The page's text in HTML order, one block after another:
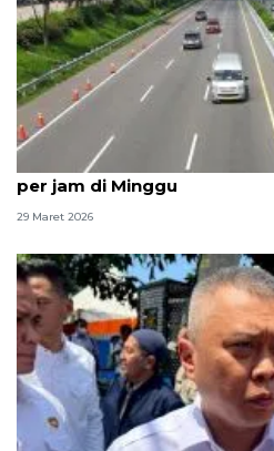
Pengelola: 3.000-3.500
per jam di Minggu
29 Maret 2026